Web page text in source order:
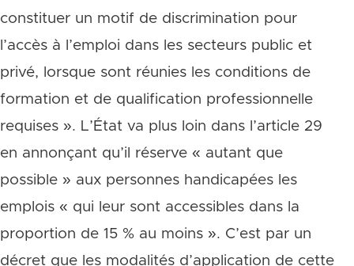
constituer un motif de discrimination pour
l’accès à l’emploi dans les secteurs public et
privé, lorsque sont réunies les conditions de
formation et de qualification professionnelle
requises ». L’État va plus loin dans l’article 29
en annonçant qu’il réserve « autant que
possible » aux personnes handicapées les
emplois « qui leur sont accessibles dans la
proportion de 15 % au moins ». C’est par un
décret que les modalités d’application de cette